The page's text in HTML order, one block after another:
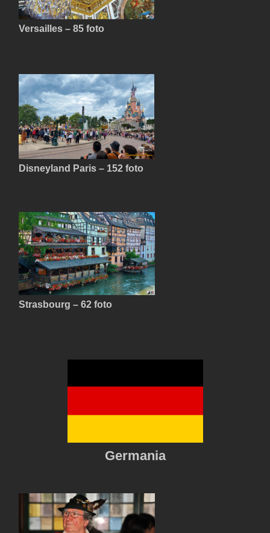
Versailles – 85 foto
Disneyland Paris – 152 foto
Strasbourg – 62 foto
Germania